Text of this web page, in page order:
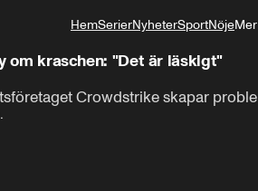
HemSerierNyheterSportNöjeMer
Livsstil
om kraschen: "Det är läskigt"
Crowdstrike skapar